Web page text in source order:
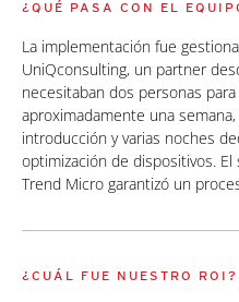
¿QUÉ PASA CON EL
La implementación fue
UniQconsulting, un partner
necesitaban dos personas
aproximadamente una
introducción y varias noches
optimización de dispositivos.
Trend Micro garantizó un
¿CUÁL FUE NUESTRO ROI?